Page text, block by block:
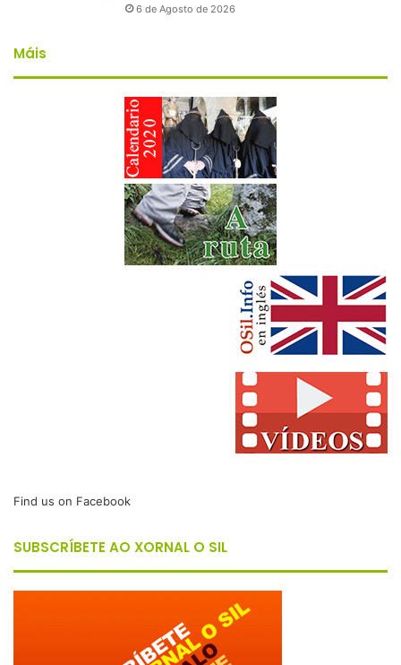
6 de Agosto de 2026
Máis
Find us on Facebook
SUBSCRÍBETE AO XORNAL O SIL